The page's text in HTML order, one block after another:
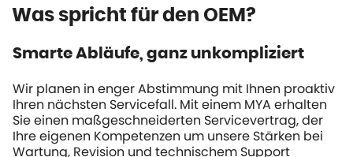
Was spricht für den OEM?
Smarte Abläufe, ganz unkompliziert
Wir planen in enger Abstimmung mit Ihnen proaktiv
Ihren nächsten Servicefall. Mit einem MYA erhalten
Sie einen maßgeschneiderten Servicevertrag, der
Ihre eigenen Kompetenzen um unsere Stärken bei
Wartung, Revision und technischem Support